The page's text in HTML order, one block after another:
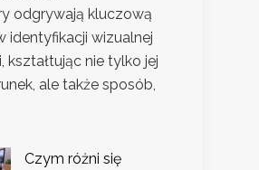
odgrywają kluczową
identyfikacji wizualnej
kształtując nie tylko jej
ale także sposób,
Czym różni się